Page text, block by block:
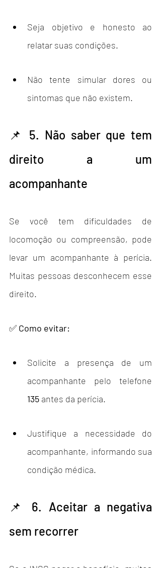
Seja objetivo e honesto ao
relatar suas condições.
Não tente simular dores ou
sintomas que não existem.
📌 5. Não saber que tem
direito a um
acompanhante
Se você tem dificuldades de
locomoção ou compreensão, pode
levar um acompanhante à perícia.
Muitas pessoas desconhecem esse
direito.
✅ Como evitar:
Solicite a presença de um
135 antes da perícia.
Justifique a necessidade do
acompanhante, informando sua
condição médica.
📌 6. Aceitar a negativa
sem recorrer